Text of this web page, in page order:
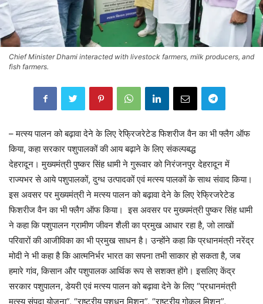
Chief Minister Dhami interacted with livestock farmers, milk producers, and
fish farmers.
– मत्स्य पालन को बढ़ावा देने के लिए रेफ्रिजरेटेड फिशरीज वैन का भी फ्लैग ऑफ
किया, कहा सरकार पशुपालकों की आय बढ़ाने के लिए संकल्पबद्ध
देहरादून। मुख्यमंत्री पुष्कर सिंह धामी ने गुरूवार को निरंजनपुर देहरादून में
राज्यभर से आये पशुपालकों, दुग्ध उत्पादकों एवं मत्स्य पालकों के साथ संवाद किया।
इस अवसर पर मुख्यमंत्री ने मत्स्य पालन को बढ़ावा देने के लिए रेफ्रिजरेटेड
फिशरीज वैन का भी फ्लैग ऑफ किया। इस अवसर पर मुख्यमंत्री पुष्कर सिंह धामी
ने कहा कि पशुपालन ग्रामीण जीवन शैली का प्रमुख आधार रहा है, जो लाखों
परिवारों की आजीविका का भी प्रमुख साधन है। उन्होंने कहा कि प्रधानमंत्री नरेंद्र
मोदी ने भी कहा है कि आत्मनिर्भर भारत का सपना तभी साकार हो सकता है, जब
हमारे गांव, किसान और पशुपालक आर्थिक रूप से सशक्त होंगे। इसलिए केंद्र
सरकार पशुपालन, डेयरी एवं मत्स्य पालन को बढ़ावा देने के लिए “प्रधानमंत्री
मत्स्य संपदा योजना”, “राष्ट्रीय पशुधन मिशन”, “राष्ट्रीय गोकुल मिशन”,